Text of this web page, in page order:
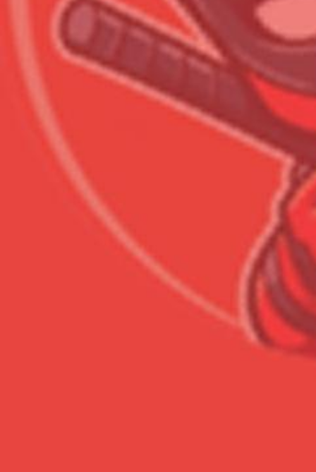
Сумма к оплате (без